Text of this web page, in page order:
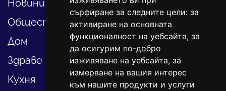
сърфиране за следните цели: за
активиране на основната
функционалност на уебсайта, за
да осигурим по-добро
изживяване на уебсайта, за
измерване на вашия интерес
към нашите продукти и услуги
Новини
Общество
Дом
Здраве
Кухня